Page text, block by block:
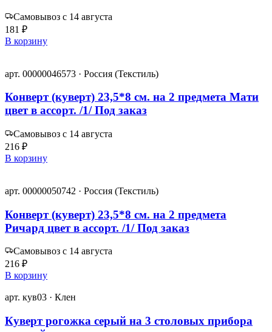
Самовывоз с 14 августа
181 ₽
В корзину
арт. 00000046573 · Россия (Текстиль)
Конверт (куверт) 23,5*8 см. на 2 предмета Мати
цвет в ассорт. /1/ Под заказ
Самовывоз с 14 августа
216 ₽
В корзину
арт. 00000050742 · Россия (Текстиль)
Конверт (куверт) 23,5*8 см. на 2 предмета
Ричард цвет в ассорт. /1/ Под заказ
Самовывоз с 14 августа
216 ₽
В корзину
арт. кув03 · Клен
Куверт рогожка серый на 3 столовых прибора